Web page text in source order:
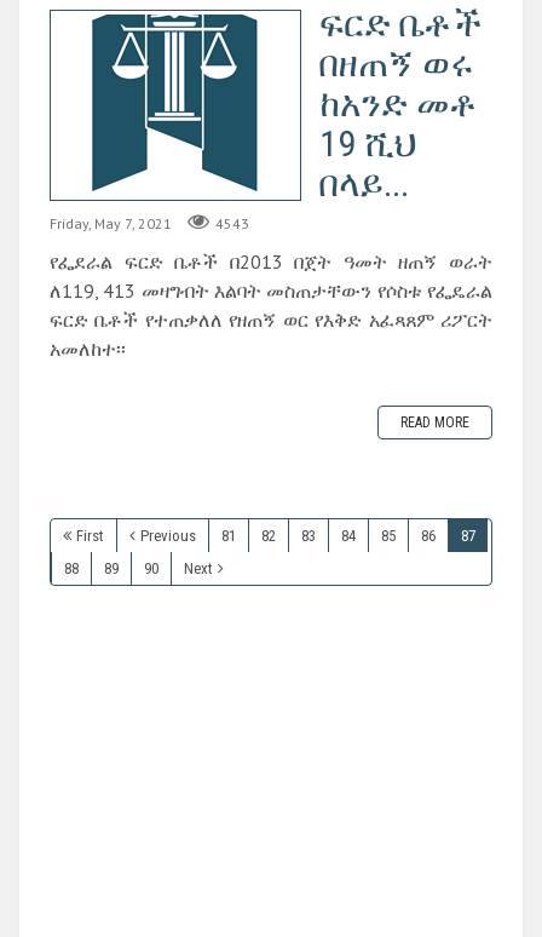
ፍርድ ቤቶች
በዘጠኝ ወሩ
ከአንድ መቶ
19 ሺህ
በላይ...
Friday, May 7, 2021 4543
የፌደራል ፍርድ ቤቶች በ2013 በጀት ዓመት ዘጠኝ ወራት
ለ119, 413 መዛግብት እልባት መስጠታቸውን የሶስቱ የፌዴራል
ፍርድ ቤቶች የተጠቃለለ የዘጠኝ ወር የእቅድ አፈጻጸም ሪፖርት
አመለከተ፡፡
READ MORE
First Previous 81 82 83 84 85 86
87
88
89 90 Next